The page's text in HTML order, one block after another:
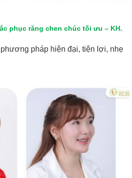
phục răng chen chúc tối ưu – KH.
pháp hiện đại, tiện lợi, nhẹ